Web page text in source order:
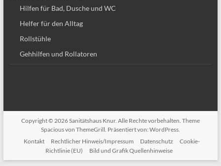
Hilfen für Bad, Dusche und WC
Helfer für den Alltag
Rollstühle
Gehhilfen und Rollatoren
Copyright © 2026Sanitätshaus Knur. Alle Rechte vorbehalten. Theme
Spaciousvon ThemeGrill. Präsentiert von: WordPress.
Kontakt
Rechtlicher Hinweis/Impressum Datenschutz
Cookie-
Richtlinie (EU)
Bild und Grafik Quellenhinweise